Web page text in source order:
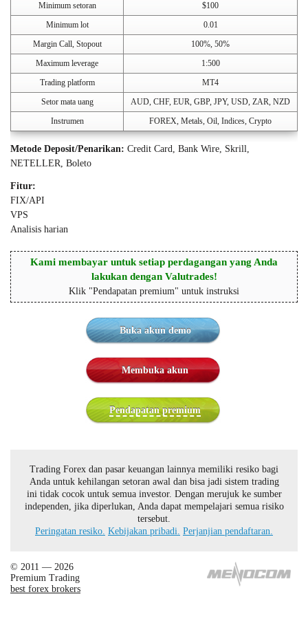
Minimum setoran
$100
Minimum lot
0.01
Margin Call, Stopout
100%, 50%
Maximum leverage
1:500
Trading platform
MT4
Setor mata uang
AUD, CHF, EUR, GBP, JPY, USD, ZAR, NZD
Instrumen
FOREX, Metals, Oil, Indices, Crypto
Metode Deposit/Penarikan: Credit Card, Bank Wire, Skrill,
NETELLER, Boleto
Fitur:
FIX/API
VPS
Analisis harian
Kami membayar untuk setiap perdagangan yang Anda
lakukan dengan Valutrades!
Klik "Pendapatan premium" untuk instruksi
Buka akun demo
Membuka akun
Pendapatan premium
Trading Forex dan pasar keuangan lainnya memiliki resiko bagi
Anda untuk kehilangan setoran awal dan bisa jadi sistem trading
ini tidak cocok untuk semua investor. Dengan merujuk ke sumber
independen, jika diperlukan, Anda dapat mempelajari semua risiko
tersebut.
Peringatan resiko. Kebijakan pribadi. Perjanjian pendaftaran.
© 2011 — 2026
Premium Trading
best forex brokers